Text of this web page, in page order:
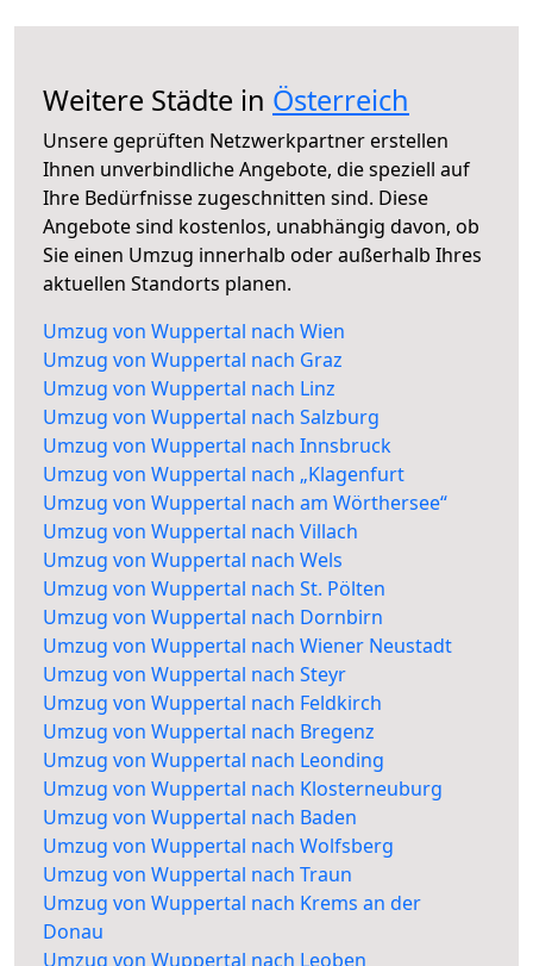
Weitere Städte in Österreich
Unsere geprüften Netzwerkpartner erstellen
Ihnen unverbindliche Angebote, die speziell auf
Ihre Bedürfnisse zugeschnitten sind. Diese
Angebote sind kostenlos, unabhängig davon, ob
Sie einen Umzug innerhalb oder außerhalb Ihres
aktuellen Standorts planen.
Umzug von Wuppertal nach Wien
Umzug von Wuppertal nach Graz
Umzug von Wuppertal nach Linz
Umzug von Wuppertal nach Salzburg
Umzug von Wuppertal nach Innsbruck
Umzug von Wuppertal nach „Klagenfurt
Umzug von Wuppertal nach am Wörthersee“
Umzug von Wuppertal nach Villach
Umzug von Wuppertal nach Wels
Umzug von Wuppertal nach St. Pölten
Umzug von Wuppertal nach Dornbirn
Umzug von Wuppertal nach Wiener Neustadt
Umzug von Wuppertal nach Steyr
Umzug von Wuppertal nach Feldkirch
Umzug von Wuppertal nach Bregenz
Umzug von Wuppertal nach Leonding
Umzug von Wuppertal nach Klosterneuburg
Umzug von Wuppertal nach Baden
Umzug von Wuppertal nach Wolfsberg
Umzug von Wuppertal nach Traun
Umzug von Wuppertal nach Krems an der
Donau
Umzug von Wuppertal nach Leoben